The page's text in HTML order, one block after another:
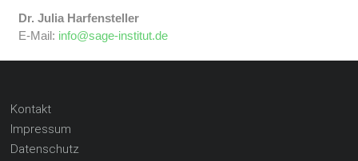
Dr. Julia Harfensteller
E-Mail: info@sage-institut.de
Kontakt
Impressum
Datenschutz